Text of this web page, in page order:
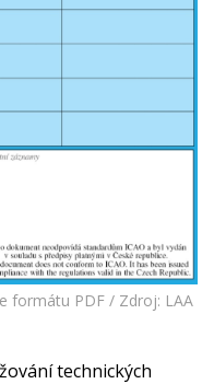
formátu PDF / Zdroj: LAA
technických